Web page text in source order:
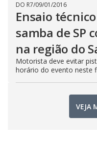
DO R7/09/01/2016
Ensaio
samba de SP
na região do
Motorista deve evitar
horário do evento neste
VEJA